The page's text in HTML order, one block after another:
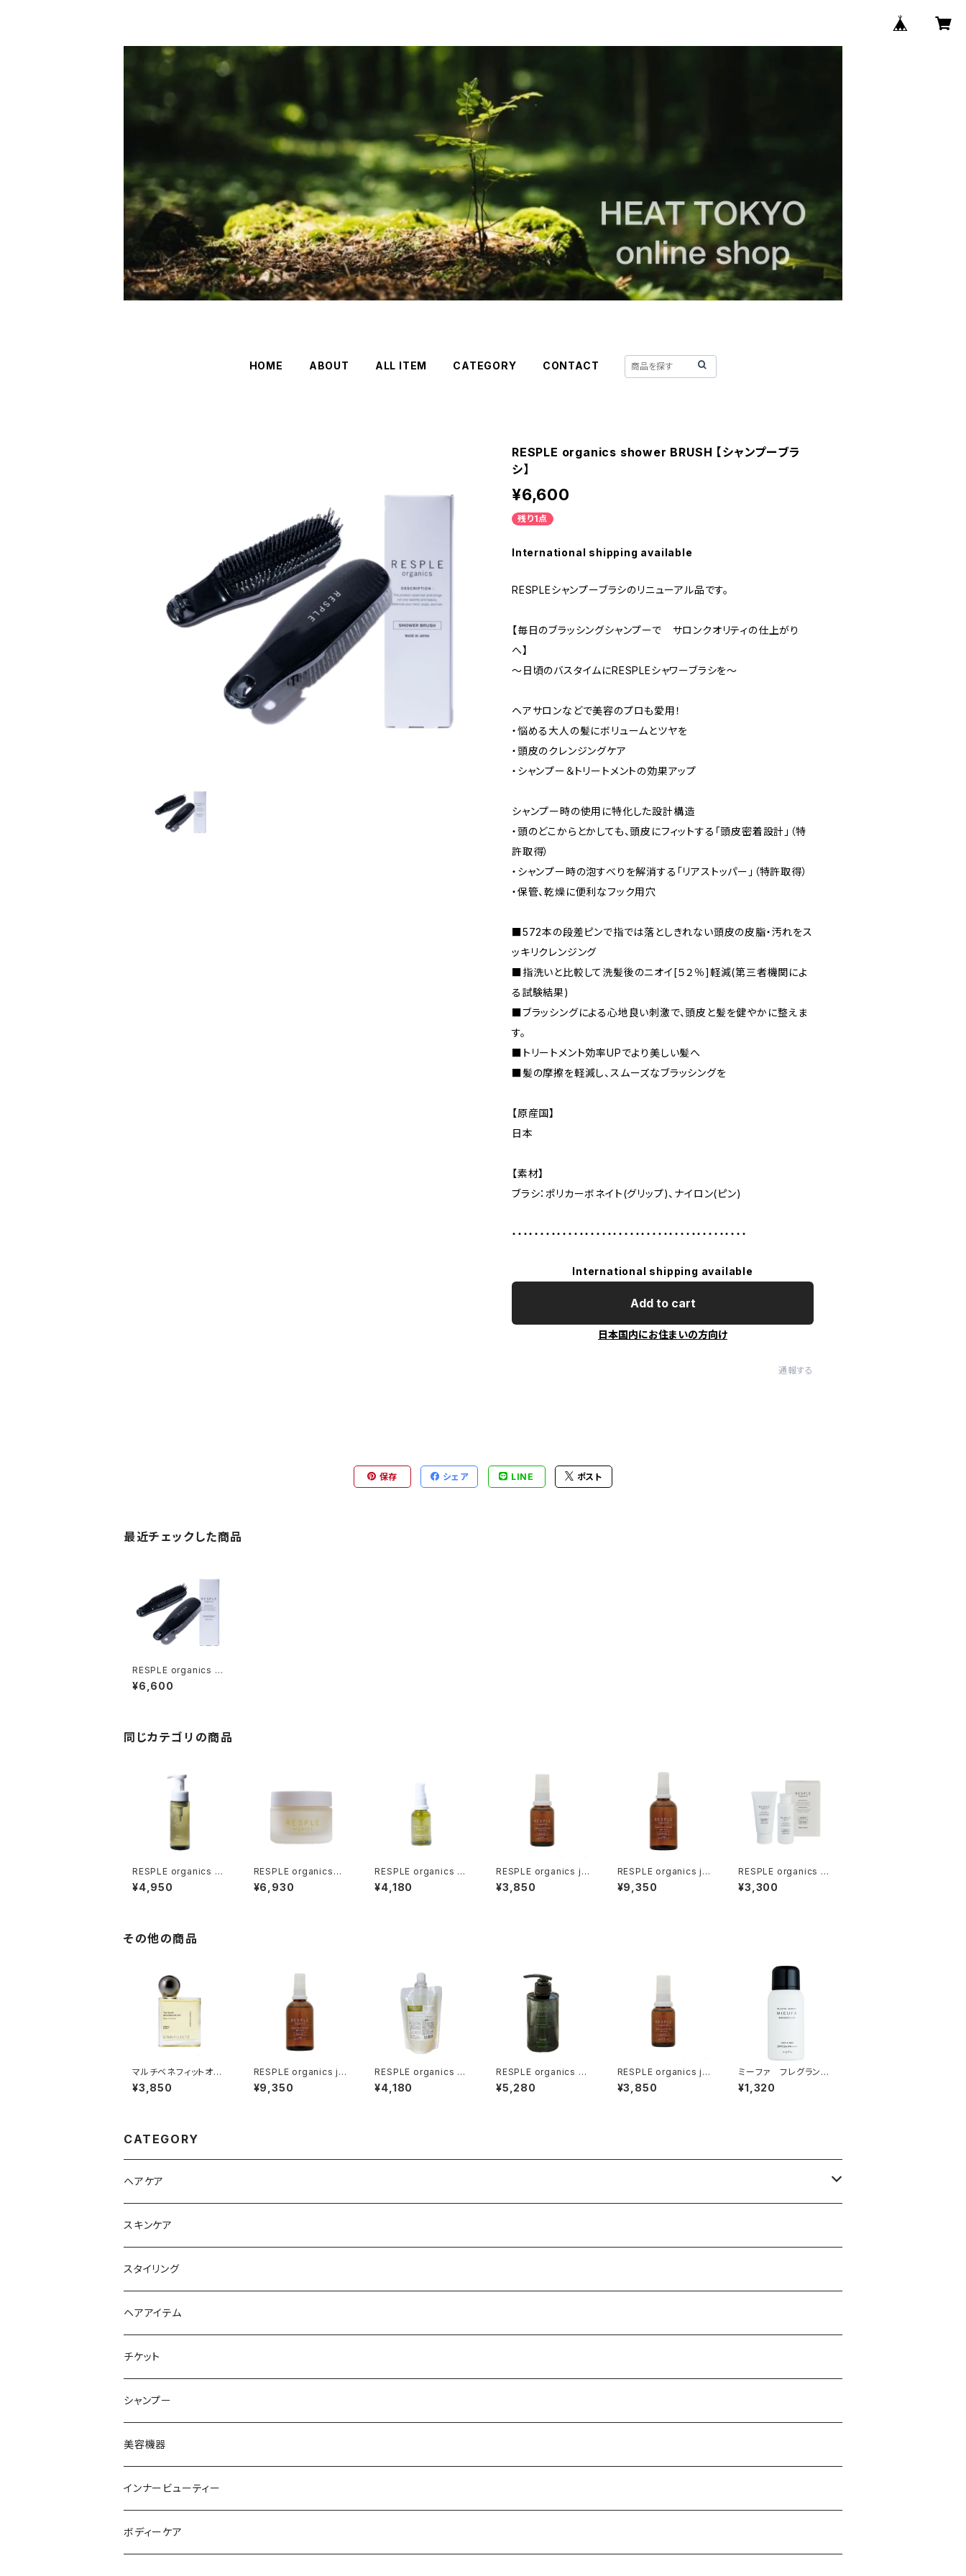
HOME ABOUT ALL ITEM CATEGORY CONTACT
RESPLE organics shower BRUSH 【シャンプーブラ
シ】
¥6,600
残り1点
International shipping available
RESPLEシャンプーブラシのリニューアル品です。
【毎日のブラッシングシャンプーで サロンクオリティの仕上がり
へ】
～日頃のバスタイムにRESPLEシャワーブラシを～
ヘアサロンなどで美容のプロも愛用！
・悩める大人の髪にボリュームとツヤを
・頭皮のクレンジングケア
・シャンプー＆トリートメントの効果アップ
シャンプー時の使用に特化した設計構造
・頭のどこからとかしても、頭皮にフィットする「頭皮密着設計」（特
許取得）
・シャンプー時の泡すべりを解消する「リアストッパー」（特許取得）
・保管、乾燥に便利なフック用穴
■572本の段差ピンで指では落としきれない頭皮の皮脂・汚れをス
ッキリクレンジング
■指洗いと比較して洗髪後のニオイ[５２％]軽減(第三者機関によ
る試験結果)
■ブラッシングによる心地良い刺激で、頭皮と髪を健やかに整えま
す。
■トリートメント効率UPでより美しい髪へ
■髪の摩擦を軽減し、スムーズなブラッシングを
【原産国】
日本
【素材】
ブラシ：ポリカーボネイト(グリップ)、ナイロン(ピン)
・・・・・・・・・・・・・・・・・・・・・・・・・・・・・・・・・・・・・・・・・・
International shipping available
Add to cart
日本国内にお住まいの方向け
通報する
保存 シェア LINE ポスト
最近チェックした商品
RESPLE organics sh
ower BRUSH 【シャン
プーブラシ】
¥6,600
同じカテゴリの商品
RESPLE organics C
ONFORT FORM 200
ml
¥4,950
RESPLE organics
COMFORT BALANCI
NG CREAM 47g
¥6,930
RESPLE organics C
ONFORT SKIN OIL 3
0ml
¥4,180
RESPLE organics joj
oba Skin Oil 30ml
¥3,850
RESPLE organics joj
oba Skin Oil 100ml
¥9,350
RESPLE organics T
RIAL SET〈SHAMPO
O100ml＆TREATME
¥3,300
その他の商品
マルチベネフィットオイ
ル ピュリフィケーション
オブマインド
¥3,850
RESPLE organics joj
oba Skin Oil 100ml
¥9,350
RESPLE organics C
ONFORT FORM 詰替
え 200ml
¥4,180
RESPLE organics RE
FRESH TREATMENT
400g
¥5,280
RESPLE organics joj
oba Skin Oil 30ml
¥3,850
ミーファ フレグランス
ＵＶスプレー＜マグノリ
ア＞
¥1,320
CATEGORY
ヘアケア
シャンプー
トリートメント
ヘアオイル
スキンケア
スタイリング
ヘアアイテム
チケット
シャンプー
美容機器
インナービューティー
ボディーケア